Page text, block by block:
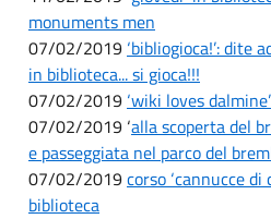
monuments men
07/02/2019 ‘bibliogioca!’: dite
in biblioteca... si gioca!!!
07/02/2019 ‘wiki loves
07/02/2019 ‘alla scoperta del
e passeggiata nel parco del
07/02/2019corso ‘cannucce
biblioteca